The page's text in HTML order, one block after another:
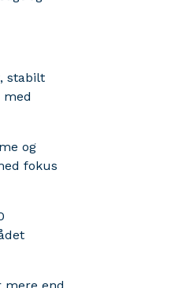
stabilt
med
og
fokus